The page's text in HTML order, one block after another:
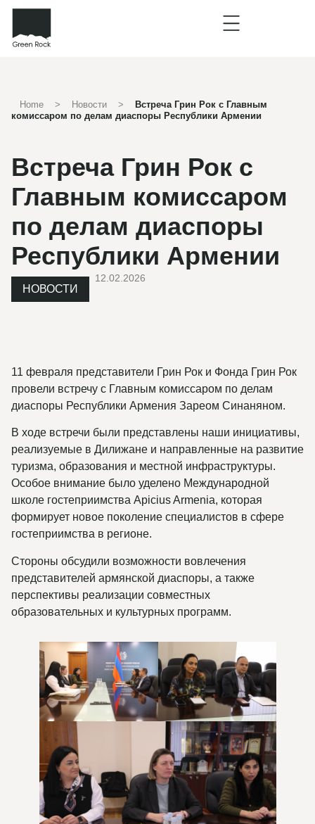
Home > Новости >
Встреча Грин Рок с Главным
комиссаром по делам диаспоры Республики Армении
Встреча Грин Рок с
Главным комиссаром
по делам диаспоры
Республики Армении
НОВОСТИ
12.02.2026
11 февраля представители Грин Рок и Фонда Грин Рок
провели встречу с Главным комиссаром по делам
диаспоры Республики Армения Зареом Синаняном.
В ходе встречи были представлены наши инициативы,
реализуемые в Дилижане и направленные на развитие
туризма, образования и местной инфраструктуры.
Особое внимание было уделено Международной
школе гостеприимства Apicius Armenia, которая
формирует новое поколение специалистов в сфере
гостеприимства в регионе.
Стороны обсудили возможности вовлечения
представителей армянской диаспоры, а также
перспективы реализации совместных
образовательных и культурных программ.